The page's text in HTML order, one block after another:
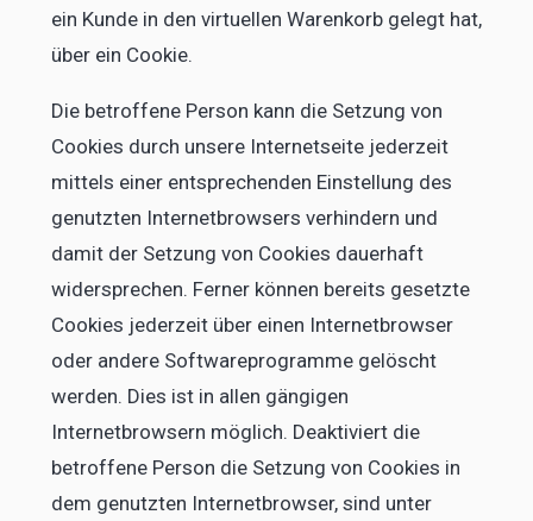
ein Kunde in den virtuellen Warenkorb gelegt hat,
über ein Cookie.
Die betroffene Person kann die Setzung von
Cookies durch unsere Internetseite jederzeit
mittels einer entsprechenden Einstellung des
genutzten Internetbrowsers verhindern und
damit der Setzung von Cookies dauerhaft
widersprechen. Ferner können bereits gesetzte
Cookies jederzeit über einen Internetbrowser
oder andere Softwareprogramme gelöscht
werden. Dies ist in allen gängigen
Internetbrowsern möglich. Deaktiviert die
betroffene Person die Setzung von Cookies in
dem genutzten Internetbrowser, sind unter